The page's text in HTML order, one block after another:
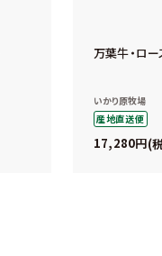
万葉牛・ロ
いかり原牧場
産地直送便
17,280